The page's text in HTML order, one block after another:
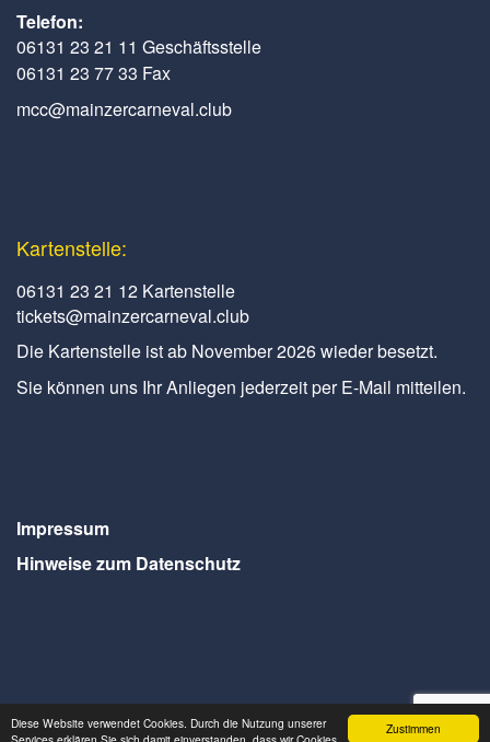
Zustimmen
Diese Website verwendet Cookies. Durch die Nutzung unserer
Telefon:
06131 23 21 11 Geschäftsstelle
06131 23 77 33 Fax
mcc@mainzercarneval.club
Kartenstelle:
06131 23 21 12 Kartenstelle
tickets@mainzercarneval.club
Die Kartenstelle ist ab November 2026 wieder besetzt.
Sie können uns Ihr Anliegen jederzeit per E-Mail mitteilen.
Impressum
Hinweise zum Datenschutz
Webdesign Seventum